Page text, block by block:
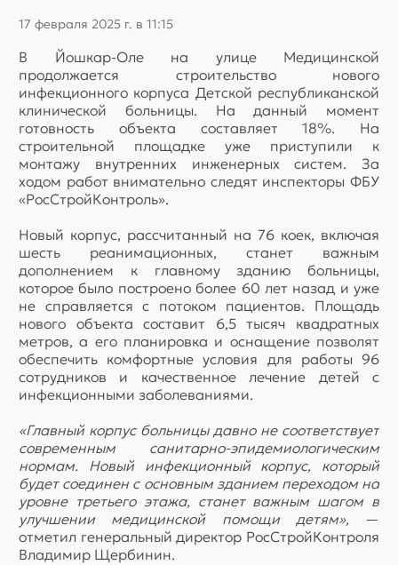
17 февраля 2025 г. в 11:15
В Йошкар-Оле на улице Медицинской
продолжается строительство нового
инфекционного корпуса Детской республиканской
клинической больницы. На данный момент
готовность объекта составляет 18%. На
строительной площадке уже приступили к
монтажу внутренних инженерных систем. За
ходом работ внимательно следят инспекторы ФБУ
«РосСтройКонтроль».
Новый корпус, рассчитанный на 76 коек, включая
шесть реанимационных, станет важным
дополнением к главному зданию больницы,
которое было построено более 60 лет назад и уже
не справляется с потоком пациентов. Площадь
нового объекта составит 6,5 тысяч квадратных
метров, а его планировка и оснащение позволят
обеспечить комфортные условия для работы 96
сотрудников и качественное лечение детей с
инфекционными заболеваниями.
«Главный корпус больницы давно не соответствует
современным санитарно-эпидемиологическим
нормам. Новый инфекционный корпус, который
будет соединен с основным зданием переходом на
уровне третьего этажа, станет важным шагом в
улучшении медицинской помощи детям»,—
отметил генеральный директор РосСтройКонтроля
Владимир Щербинин.